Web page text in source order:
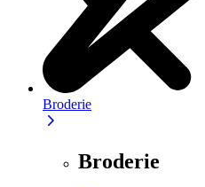
Broderie
Broderie